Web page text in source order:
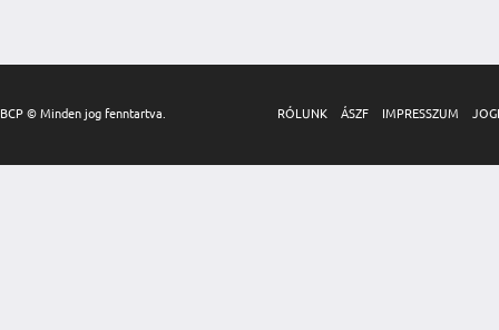
BCP © Minden jog fenntartva. RÓLUNK ÁSZF IMPRESSZUM